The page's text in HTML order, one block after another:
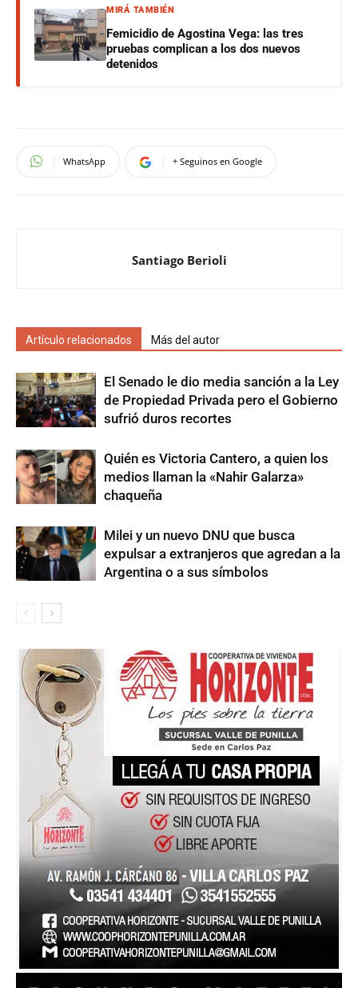
MIRÁ TAMBIÉN
Femicidio de Agostina Vega: las tres
pruebas complican a los dos nuevos
detenidos
WhatsApp + Seguinos en Google
Santiago Berioli
Artículo relacionados Más del autor
El Senado le dio media sanción a la Ley
de Propiedad Privada pero el Gobierno
sufrió duros recortes
Quién es Victoria Cantero, a quien los
medios llaman la «Nahir Galarza»
chaqueña
Milei y un nuevo DNU que busca
expulsar a extranjeros que agredan a la
Argentina o a sus símbolos